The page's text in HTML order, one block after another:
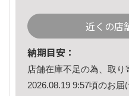
近くの店
納期目安：
店舗在庫不足の為、取り
2026.08.19 9:57頃のお届